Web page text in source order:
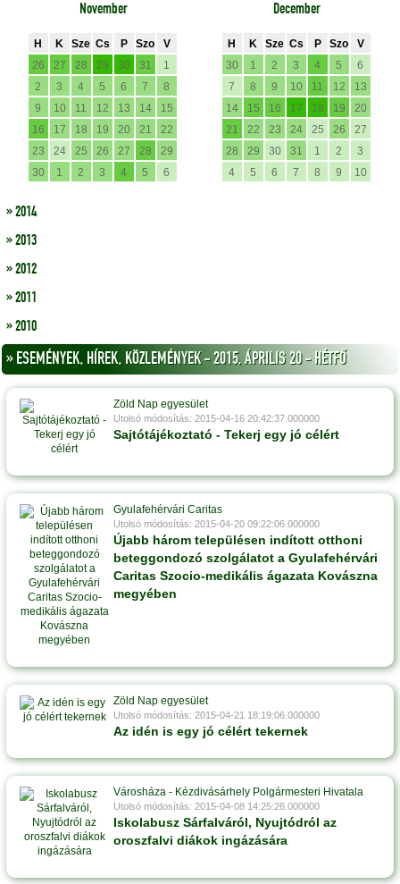
November
H K Sze Cs P Szo
V
26
27 28 29 30 31
1
2
3 4 5 6 7
8
9
10 11 12 13 14
15
16
17 18 19 20 21
22
23
24 25 26 27 28
29
30
1 2 3 4 5 6
December
H K Sze Cs P Szo
V
30
1 2 3 4 5
6
7
8 9 10 11 12
13
14
15 16 17 18 19
20
21
22 23 24 25 26
27
28
29 30 31 1 2
3
4
5 6 7 8 9 10
» 2014
» 2013
» 2012
» 2011
» 2010
» ESEMÉNYEK, HÍREK, KÖZLEMÉNYEK - 2015, ÁPRILIS 20 - HÉTFŐ
Zöld Nap egyesület
Utolsó módosítás: 2015-04-16 20:42:37.000000
Sajtótájékoztató - Tekerj egy jó célért
Gyulafehérvári Caritas
Utolsó módosítás: 2015-04-20 09:22:06.000000
Újabb három településen indított otthoni
beteggondozó szolgálatot a Gyulafehérvári
Caritas Szocio-medikális ágazata Kovászna
megyében
Zöld Nap egyesület
Utolsó módosítás: 2015-04-21 18:19:06.000000
Az idén is egy jó célért tekernek
Városháza - Kézdivásárhely Polgármesteri Hivatala
Utolsó módosítás: 2015-04-08 14:25:26.000000
Iskolabusz Sárfalváról, Nyujtódról az
oroszfalvi diákok ingázására